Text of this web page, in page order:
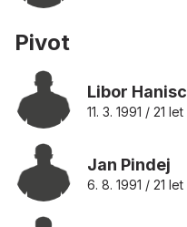
Pivot
Libor
11. 3. 1991 / 21
Jan Pindej
6. 8. 1991 / 21